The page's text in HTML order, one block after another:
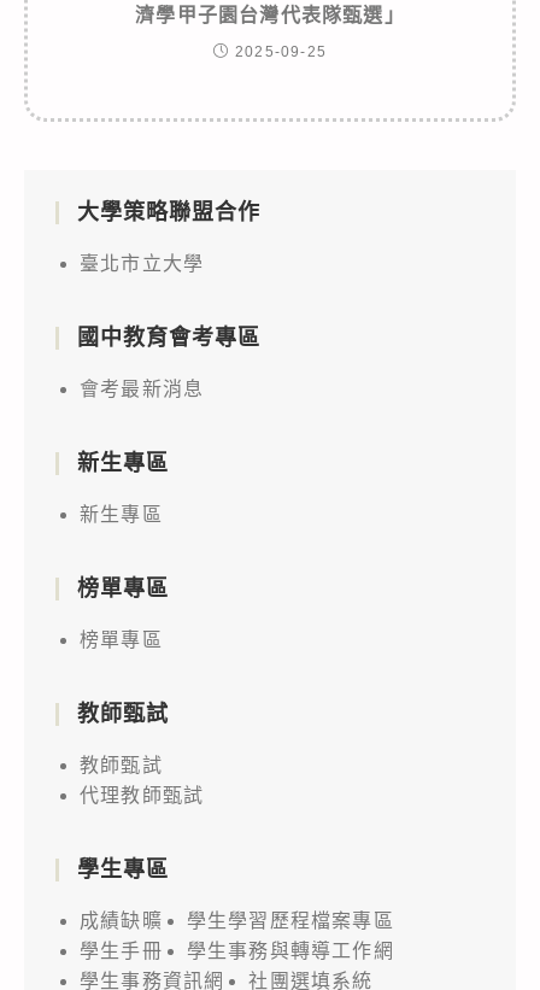
濟學甲子園台灣代表隊甄選」
2025-09-25
大學策略聯盟合作
臺北市立大學
國中教育會考專區
會考最新消息
新生專區
新生專區
榜單專區
榜單專區
教師甄試
教師甄試
代理教師甄試
學生專區
成績缺曠
學生學習歷程檔案專區
學生手冊
學生事務與轉導工作網
學生事務資訊網
社團選填系統